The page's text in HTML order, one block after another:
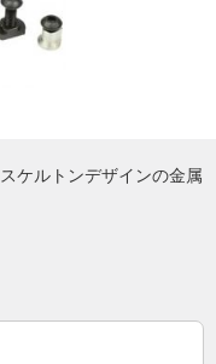
ケルトンデザインの金属